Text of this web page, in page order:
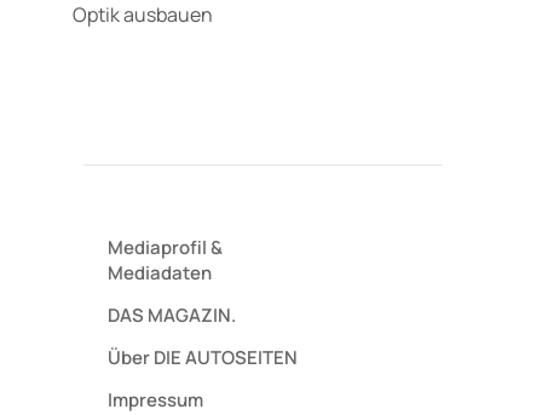
Optik ausbauen
Mediaprofil&
Mediadaten
DAS MAGAZIN.
Über DIE AUTOSEITEN
Impressum